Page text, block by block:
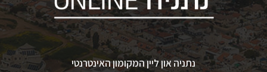
נתניה און ליין המקומון האינטרנטי